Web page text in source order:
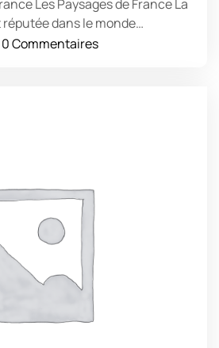
Les Paysages de France La
réputée dans le monde…
0 Commentaires